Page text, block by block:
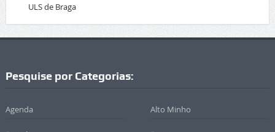
ULS de Braga
Pesquise por Categorias:
Agenda Alto Minho